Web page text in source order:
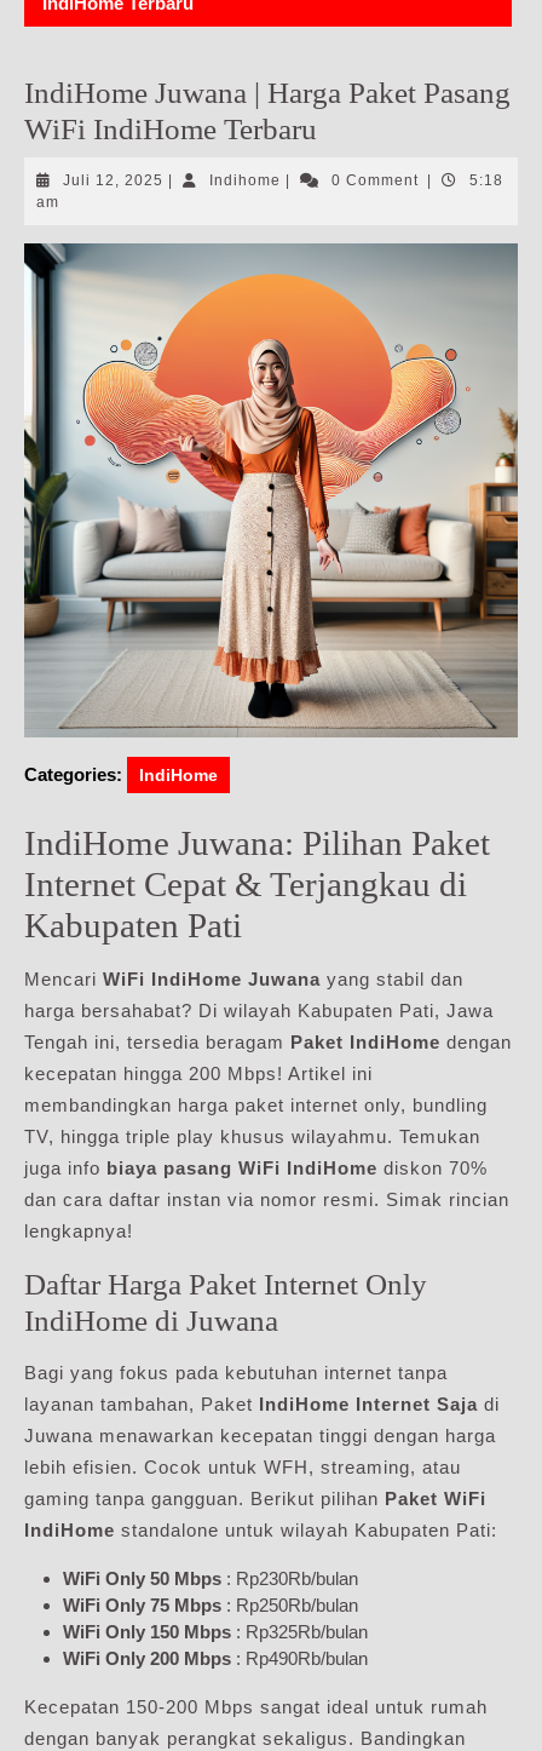
IndiHome Juwana | Harga Paket Pasang
WiFi IndiHome Terbaru
Juli 12, 2025 Juli
Indihome Indihome0 Comment
5:18
am
Categories: IndiHome
IndiHome Juwana: Pilihan Paket
Internet Cepat & Terjangkau di
Kabupaten Pati
Mencari WiFi IndiHome Juwana yang stabil dan
harga bersahabat? Di wilayah Kabupaten Pati, Jawa
Tengah ini, tersedia beragam Paket IndiHome dengan
kecepatan hingga 200 Mbps! Artikel ini
membandingkan harga paket internet only, bundling
TV, hingga triple play khusus wilayahmu. Temukan
juga info biaya pasang WiFi IndiHome diskon 70%
dan cara daftar instan via nomor resmi. Simak rincian
lengkapnya!
Daftar Harga Paket Internet Only
IndiHome di Juwana
Bagi yang fokus pada kebutuhan internet tanpa
layanan tambahan, Paket IndiHome Internet Saja di
Juwana menawarkan kecepatan tinggi dengan harga
lebih efisien. Cocok untuk WFH, streaming, atau
gaming tanpa gangguan. Berikut pilihan Paket WiFi
IndiHome standalone untuk wilayah Kabupaten Pati:
WiFi Only 50 Mbps : Rp230Rb/bulan
WiFi Only 75 Mbps : Rp250Rb/bulan
WiFi Only 150 Mbps : Rp325Rb/bulan
WiFi Only 200 Mbps : Rp490Rb/bulan
Kecepatan 150-200 Mbps sangat ideal untuk rumah
dengan banyak perangkat sekaligus. Bandingkan